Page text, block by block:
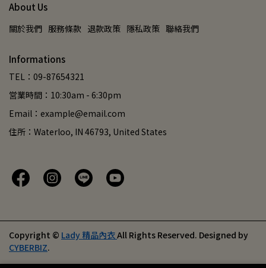
About Us
關於我們 服務條款 退款政策 隱私政策 聯絡我們
Informations
TEL：09-87654321
営業時間：10:30am - 6:30pm
Email：example@email.com
住所：Waterloo, IN 46793, United States
Copyright © Lady 精品內衣All Rights Reserved. Designed by
CYBERBIZ.